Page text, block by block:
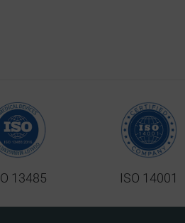
13485 ISO 14001